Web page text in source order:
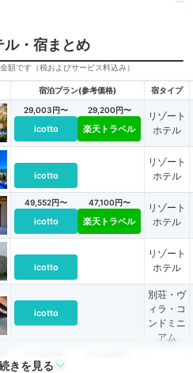
ル・宿まとめ
額です（税およびサービス料込み）
宿泊プラン(参考価格) 宿タイプ
29,003円〜
icotto
29,200円〜
楽天トラベル
リゾート
ホテル
icotto
リゾート
ホテル
49,552円〜
icotto
47,100円〜
楽天トラベル
リゾート
ホテル
icotto
リゾート
ホテル
icotto
別荘・ヴ
ィラ・コ
ンドミニ
アム
きを見る